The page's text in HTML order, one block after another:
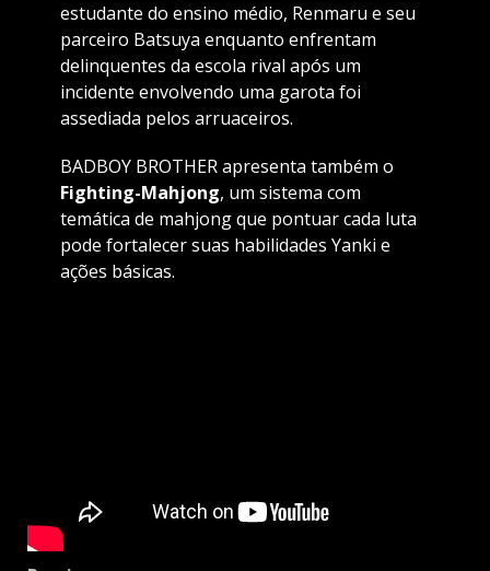
estudante do ensino médio, Renmaru e seu
parceiro Batsuya enquanto enfrentam
delinquentes da escola rival após um
incidente envolvendo uma garota foi
assediada pelos arruaceiros.
BADBOY BROTHER apresenta também o
Fighting-Mahjong, um sistema com
temática de mahjong que pontuar cada luta
pode fortalecer suas habilidades Yanki e
ações básicas.